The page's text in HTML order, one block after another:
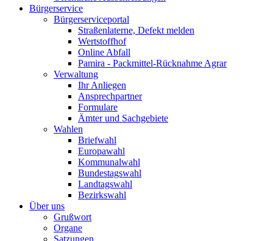
Bürgerservice
Bürgerserviceportal
Straßenlaterne, Defekt melden
Wertstoffhof
Online Abfall
Pamira - Packmittel-Rücknahme Agrar
Verwaltung
Ihr Anliegen
Ansprechpartner
Formulare
Ämter und Sachgebiete
Wahlen
Briefwahl
Europawahl
Kommunalwahl
Bundestagswahl
Landtagswahl
Bezirkswahl
Über uns
Grußwort
Organe
Satzungen